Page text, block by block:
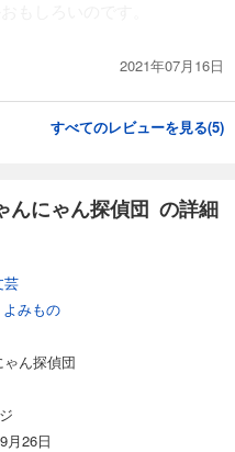
2021年07月16日
すべてのレビューを見る(5)
にゃん探偵団 の詳細
芸
よみもの
ゃん探偵団
月26日